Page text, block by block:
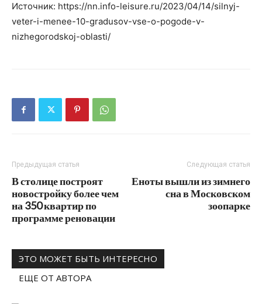
Источник: https://nn.info-leisure.ru/2023/04/14/silnyj-
veter-i-menee-10-gradusov-vse-o-pogode-v-
nizhegorodskoj-oblasti/
Предыдущая статья
В столице построят
новостройку более чем
на 350 квартир по
программе реновации
Следующая статья
Еноты вышли из зимнего
сна в Московском
зоопарке
ЭТО МОЖЕТ БЫТЬ ИНТЕРЕСНО
ЕЩЕ ОТ АВТОРА